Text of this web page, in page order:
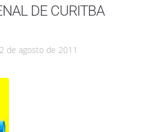
DE CURITBA
de agosto de 2011